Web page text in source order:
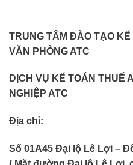
TRUNG TÂM ĐÀO TẠO
VĂN PHÒNG ATC
DỊCH VỤ KẾ TOÁN THUẾ
NGHIỆP ATC
Địa chỉ:
Số 01A45 Đại lộ Lê Lợi –